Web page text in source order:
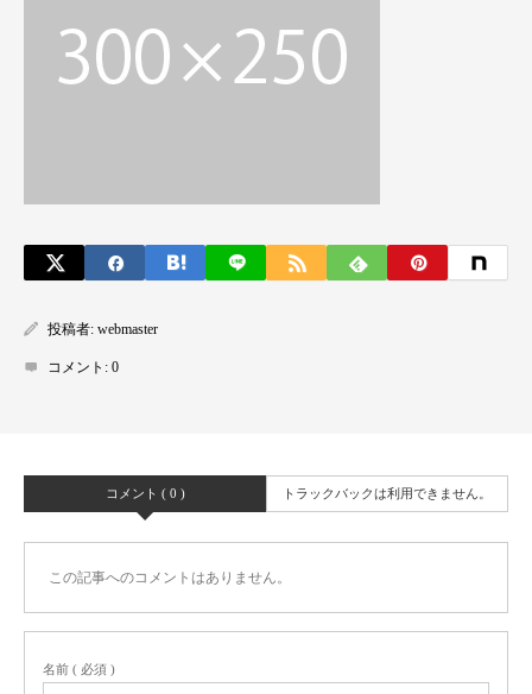
投稿者: webmaster
コメント: 0
コメント ( 0 ) トラックバックは利用できません。
この記事へのコメントはありません。
名前 ( 必須 )